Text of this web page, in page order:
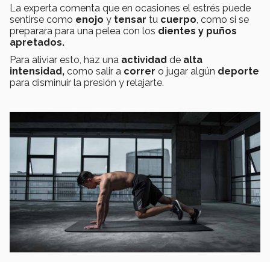
La experta comenta que en ocasiones el estrés puede
sentirse como enojo y tensar tu cuerpo, como si se
preparara para una pelea con los dientes y puños
apretados.
Para aliviar esto, haz una actividad de alta
intensidad, como salir a correr o jugar algún deporte
para disminuir la presión y relajarte.